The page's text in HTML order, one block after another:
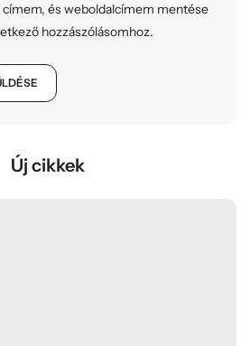
és weboldalcímem mentése
hozzászólásomhoz.
Új cikkek